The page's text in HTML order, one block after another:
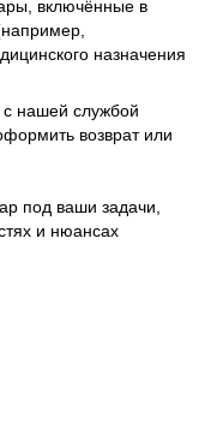
включённые в
назначения
нашей службой
возврат или
под ваши задачи,
и нюансах